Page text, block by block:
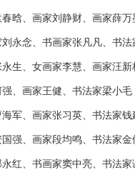
晗、画家刘静财、画家薛万
永念、书画家张凡凡、书法
生、女画家李慧、画家汪新
、画家王健、书法家梁小毛
军、画家张习英、书法家钱
强、画家段均鸣、书法家金
红、书画家窦中亮、书法家